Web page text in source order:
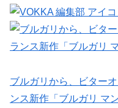
ブルガリから、ビター
ンス新作「ブルガリ マ